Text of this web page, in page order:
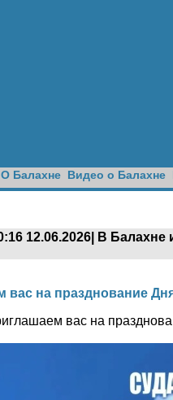
О Балахне Видео о Балахне
12.06.2026| В
вас на празднование
вас на